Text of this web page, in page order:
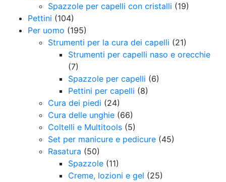
Spazzole per capelli con cristalli (19)
Pettini (104)
Per uomo (195)
Strumenti per la cura dei capelli (21)
Strumenti per capelli naso e orecchie
(7)
Spazzole per capelli (6)
Pettini per capelli (8)
Cura dei piedi (24)
Cura delle unghie (66)
Coltelli e Multitools (5)
Set per manicure e pedicure (45)
Rasatura (50)
Spazzole (11)
Creme, lozioni e gel (25)